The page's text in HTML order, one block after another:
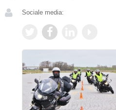
Sociale media: